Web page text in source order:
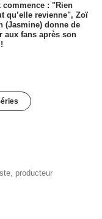
commence : "Rien
qu’elle revienne", Zoï
(Jasmine) donne de
aux fans après son
producteur